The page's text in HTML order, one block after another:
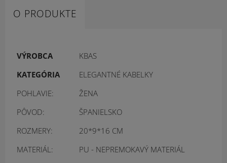
O PRODUKTE
VÝROBCA
KBAS
KATEGÓRIA
ELEGANTNÉ KABELKY
POHLAVIE:
ŽENA
PÔVOD:
ŠPANIELSKO
ROZMERY:
20*9*16 CM
MATERIÁL:
PU - NEPREMOKAVÝ MATERIÁL